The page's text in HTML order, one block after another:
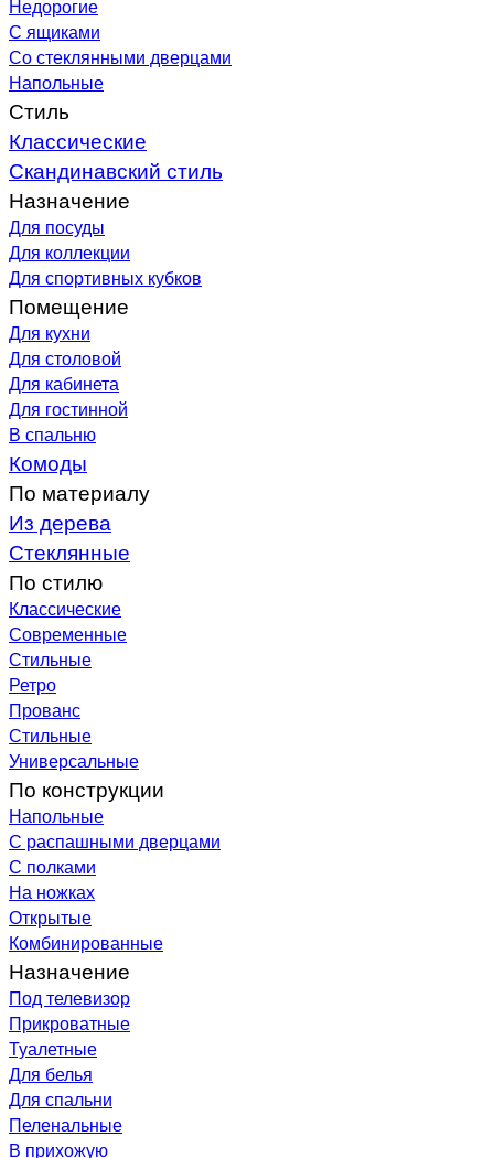
Недорогие
С ящиками
Со стеклянными дверцами
Напольные
Стиль
Классические
Скандинавский стиль
Назначение
Для посуды
Для коллекции
Для спортивных кубков
Помещение
Для кухни
Для столовой
Для кабинета
Для гостинной
В спальню
Комоды
По материалу
Из дерева
Стеклянные
По стилю
Классические
Современные
Стильные
Ретро
Прованс
Стильные
Универсальные
По конструкции
Напольные
С распашными дверцами
С полками
На ножках
Открытые
Комбинированные
Назначение
Под телевизор
Прикроватные
Туалетные
Для белья
Для спальни
Пеленальные
В прихожую